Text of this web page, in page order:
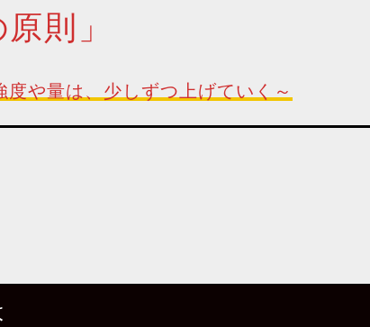
則」
度や量は、少しずつ上げていく～